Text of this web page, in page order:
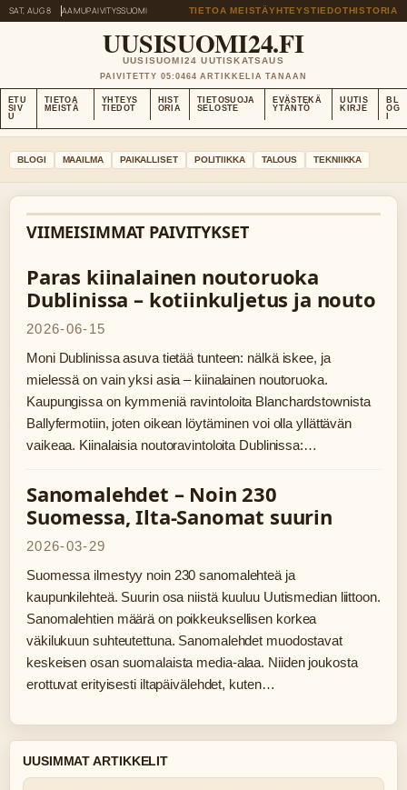
SAT, AUG 8 AAMUPAIVITYSSUOMI TIETOA MEISTÄYHTEYSTIEDOTHISTORIA
UUSISUOMI24.FI
UUSISUOMI24 UUTISKATSAUS
PAIVITETTY 05:0464 ARTIKKELIA TANAAN
ETU
SIV
U
TIETOA
MEISTÄ
YHTEYS
TIEDOT
HIST
ORIA
TIETOSUOJA
SELOSTE
EVÄSTEKÄ
YTÄNTÖ
UUTIS
KIRJE
BL
OG
BLOGI MAAILMA PAIKALLISET POLITIIKKA TALOUS TEKNIIKKA
VIIMEISIMMAT PAIVITYKSET
Paras kiinalainen noutoruoka
Dublinissa – kotiinkuljetus ja nouto
2026-06-15
Moni Dublinissa asuva tietää tunteen: nälkä iskee, ja
mielessä on vain yksi asia – kiinalainen noutoruoka.
Kaupungissa on kymmeniä ravintoloita Blanchardstownista
Ballyfermotiin, joten oikean löytäminen voi olla yllättävän
vaikeaa. Kiinalaisia noutoravintoloita Dublinissa:…
Sanomalehdet – Noin 230
Suomessa, Ilta-Sanomat suurin
2026-03-29
Suomessa ilmestyy noin 230 sanomalehteä ja
kaupunkilehteä. Suurin osa niistä kuuluu Uutismedian liittoon.
Sanomalehtien määrä on poikkeuksellisen korkea
väkilukuun suhteutettuna. Sanomalehdet muodostavat
keskeisen osan suomalaista media-alaa. Niiden joukosta
erottuvat erityisesti iltapäivälehdet, kuten…
UUSIMMAT ARTIKKELIT